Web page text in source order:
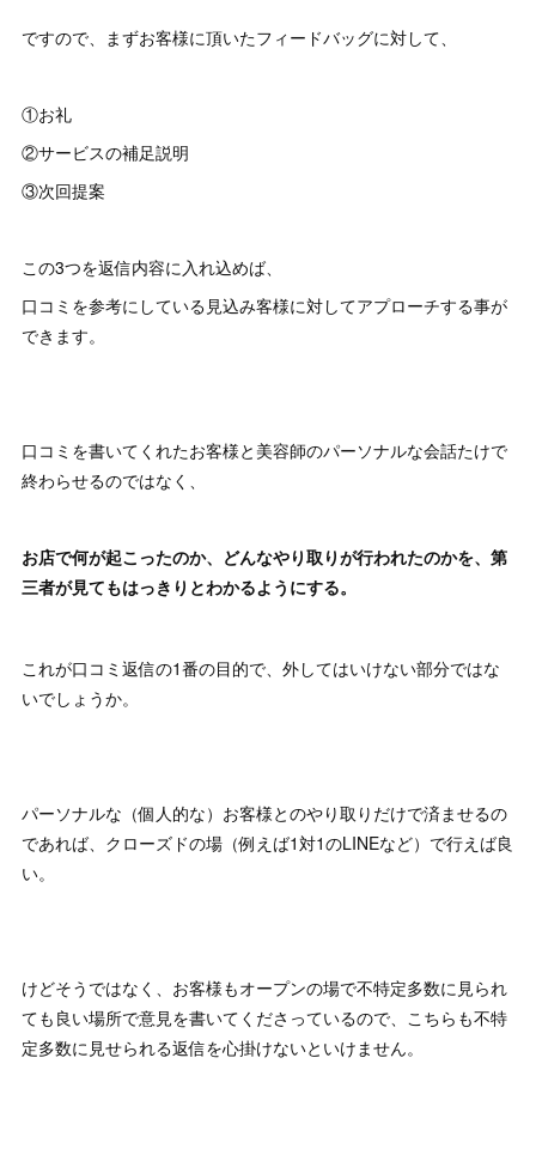
ですので、まずお客様に頂いたフィードバッグに対して、
①お礼
②サービスの補足説明
③次回提案
この3つを返信内容に入れ込めば、
口コミを参考にしている見込み客様に対してアプローチする事が
できます。
口コミを書いてくれたお客様と美容師のパーソナルな会話たけで
終わらせるのではなく、
お店で何が起こったのか、どんなやり取りが行われたのかを、第
三者が見てもはっきりとわかるようにする。
これが口コミ返信の1番の目的で、外してはいけない部分ではな
いでしょうか。
パーソナルな（個人的な）お客様とのやり取りだけで済ませるの
であれば、クローズドの場（例えば1対1のLINEなど）で行えば良
い。
けどそうではなく、お客様もオープンの場で不特定多数に見られ
ても良い場所で意見を書いてくださっているので、こちらも不特
定多数に見せられる返信を心掛けないといけません。